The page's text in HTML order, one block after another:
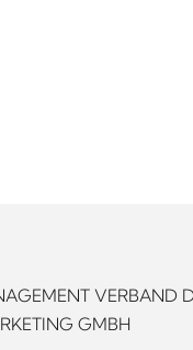
VERBAND
GMBH